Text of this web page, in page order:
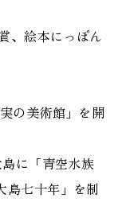
、絵本にっぽん
の美術館」を開
に「青空水族
島七十年」を制